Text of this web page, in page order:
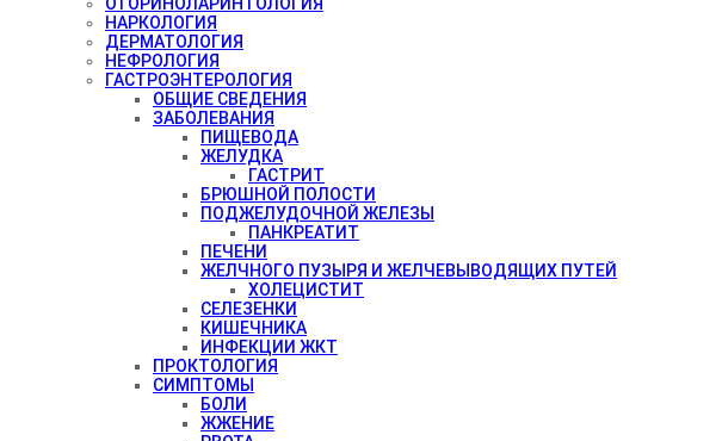
НАРКОЛОГИЯ
ДЕРМАТОЛОГИЯ
НЕФРОЛОГИЯ
ГАСТРОЭНТЕРОЛОГИЯ
ОБЩИЕ СВЕДЕНИЯ
ЗАБОЛЕВАНИЯ
ПИЩЕВОДА
ЖЕЛУДКА
ГАСТРИТ
БРЮШНОЙ ПОЛОСТИ
ПОДЖЕЛУДОЧНОЙ ЖЕЛЕЗЫ
ПАНКРЕАТИТ
ПЕЧЕНИ
ЖЕЛЧНОГО ПУЗЫРЯ И ЖЕЛЧЕВЫВОДЯЩИХ ПУТЕЙ
ХОЛЕЦИСТИТ
СЕЛЕЗЕНКИ
КИШЕЧНИКА
ИНФЕКЦИИ ЖКТ
ПРОКТОЛОГИЯ
СИМПТОМЫ
БОЛИ
ЖЖЕНИЕ